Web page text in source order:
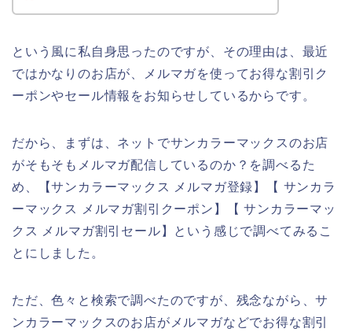
という風に私自身思ったのですが、その理由は、最近
ではかなりのお店が、メルマガを使ってお得な割引ク
ーポンやセール情報をお知らせしているからです。
だから、まずは、ネットでサンカラーマックスのお店
がそもそもメルマガ配信しているのか？を調べるた
め、【サンカラーマックス メルマガ登録】【 サンカラ
ーマックス メルマガ割引クーポン】【 サンカラーマッ
クス メルマガ割引セール】という感じで調べてみるこ
とにしました。
ただ、色々と検索で調べたのですが、残念ながら、サ
ンカラーマックスのお店がメルマガなどでお得な割引